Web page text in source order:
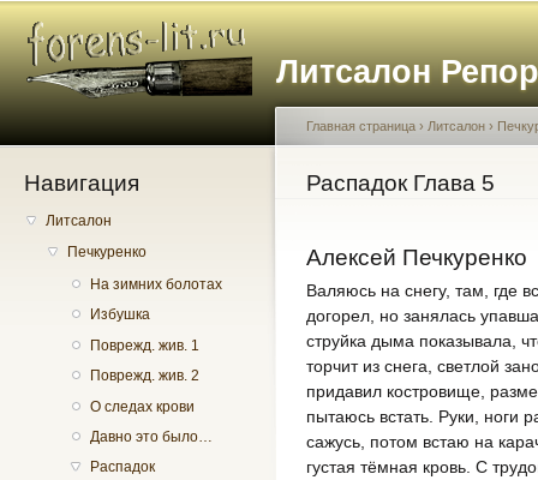
Литсалон
Навигация
Литсалон
Печкуренко
На зимних болотах
Избушка
Поврежд. жив. 1
Поврежд. жив. 2
О следах крови
Давно это было…
Распадок
Вы здесь
Главная страница › Литсалон ›
Распадок Глава 5
Алексей Печкуренко
Валяюсь на снегу, там, где
догорел, но занялась
струйка дыма показывала,
торчит из снега, светлой
придавил костровище,
пытаюсь встать. Руки, ноги
сажусь, потом встаю на
густая тёмная кровь. С